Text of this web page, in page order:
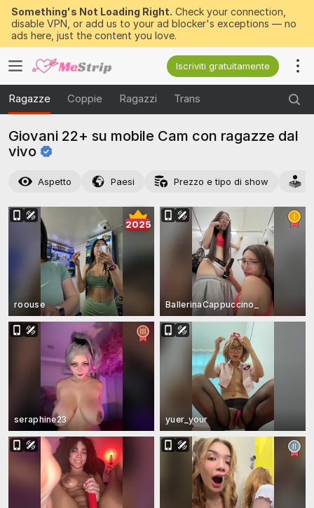
Something's Not Loading Right. Check your connection,
disable VPN, or add us to your ad blocker's exceptions — no
ads here, just the content you love.
Iscriviti gratuitamente
Ragazze Coppie Ragazzi Trans
Giovani 22+ su mobile Cam con ragazze dal
vivo
Aspetto Paesi Prezzo e tipo di show
2025
roouse BallerinaCappuccino_
seraphine23 yuer_your